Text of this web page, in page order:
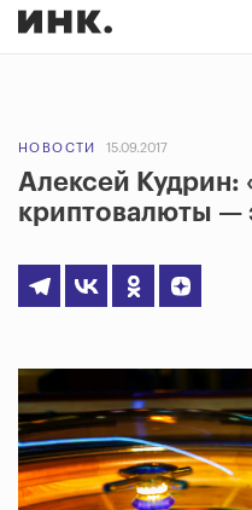
НОВОСТИ 15.09.2017
Алексей Кудрин:
криптовалюты —